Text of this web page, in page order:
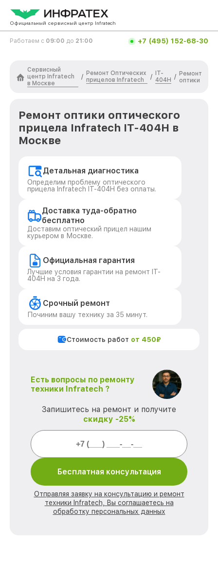
Официальный сервисный центр Infratech
Работаем с 09:00 до 21:00 +7 (495) 152-68-30
Сервисный
центр Infratech
в Москве
/
Ремонт Оптических
прицелов Infratech
/
IT-
404H / Ремонт
оптики
Ремонт оптики оптического
прицела Infratech IT-404H в
Москве
Детальная диагностика
Определим проблему оптического
прицела Infratech IT-404H без оплаты.
Доставка туда-обратно
бесплатно
Доставим оптический прицел нашим
курьером в Москве.
Официальная гарантия
Лучшие условия гарантии на ремонт IT-
404H на 3 года.
Срочный ремонт
Починим вашу технику за 35 минут.
Стоимость работ от 450₽
Есть вопросы по ремонту
техники Infratech ?
Запишитесь на ремонт и получите
скидку -25%
Бесплатная консультация
Отправляя заявку на консультацию и ремонт
техники Infratech, Вы соглашаетесь на
обработку персональных данных